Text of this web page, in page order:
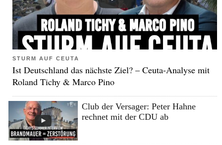
STURM AUF CEUTA
Ist Deutschland das nächste Ziel? – Ceuta-Analyse mit
Roland Tichy & Marco Pino
Club der Versager: Peter Hahne
rechnet mit der CDU ab